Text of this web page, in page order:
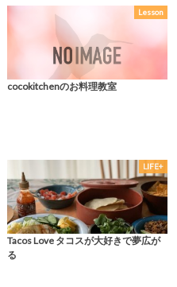
Lesson
cocokitchenのお料理教室
LIFE+
Tacos Love タコスが大好きで夢広が
る